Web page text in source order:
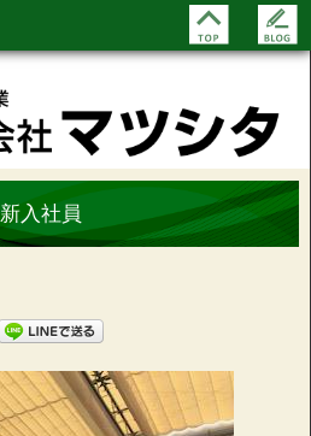
新入社員